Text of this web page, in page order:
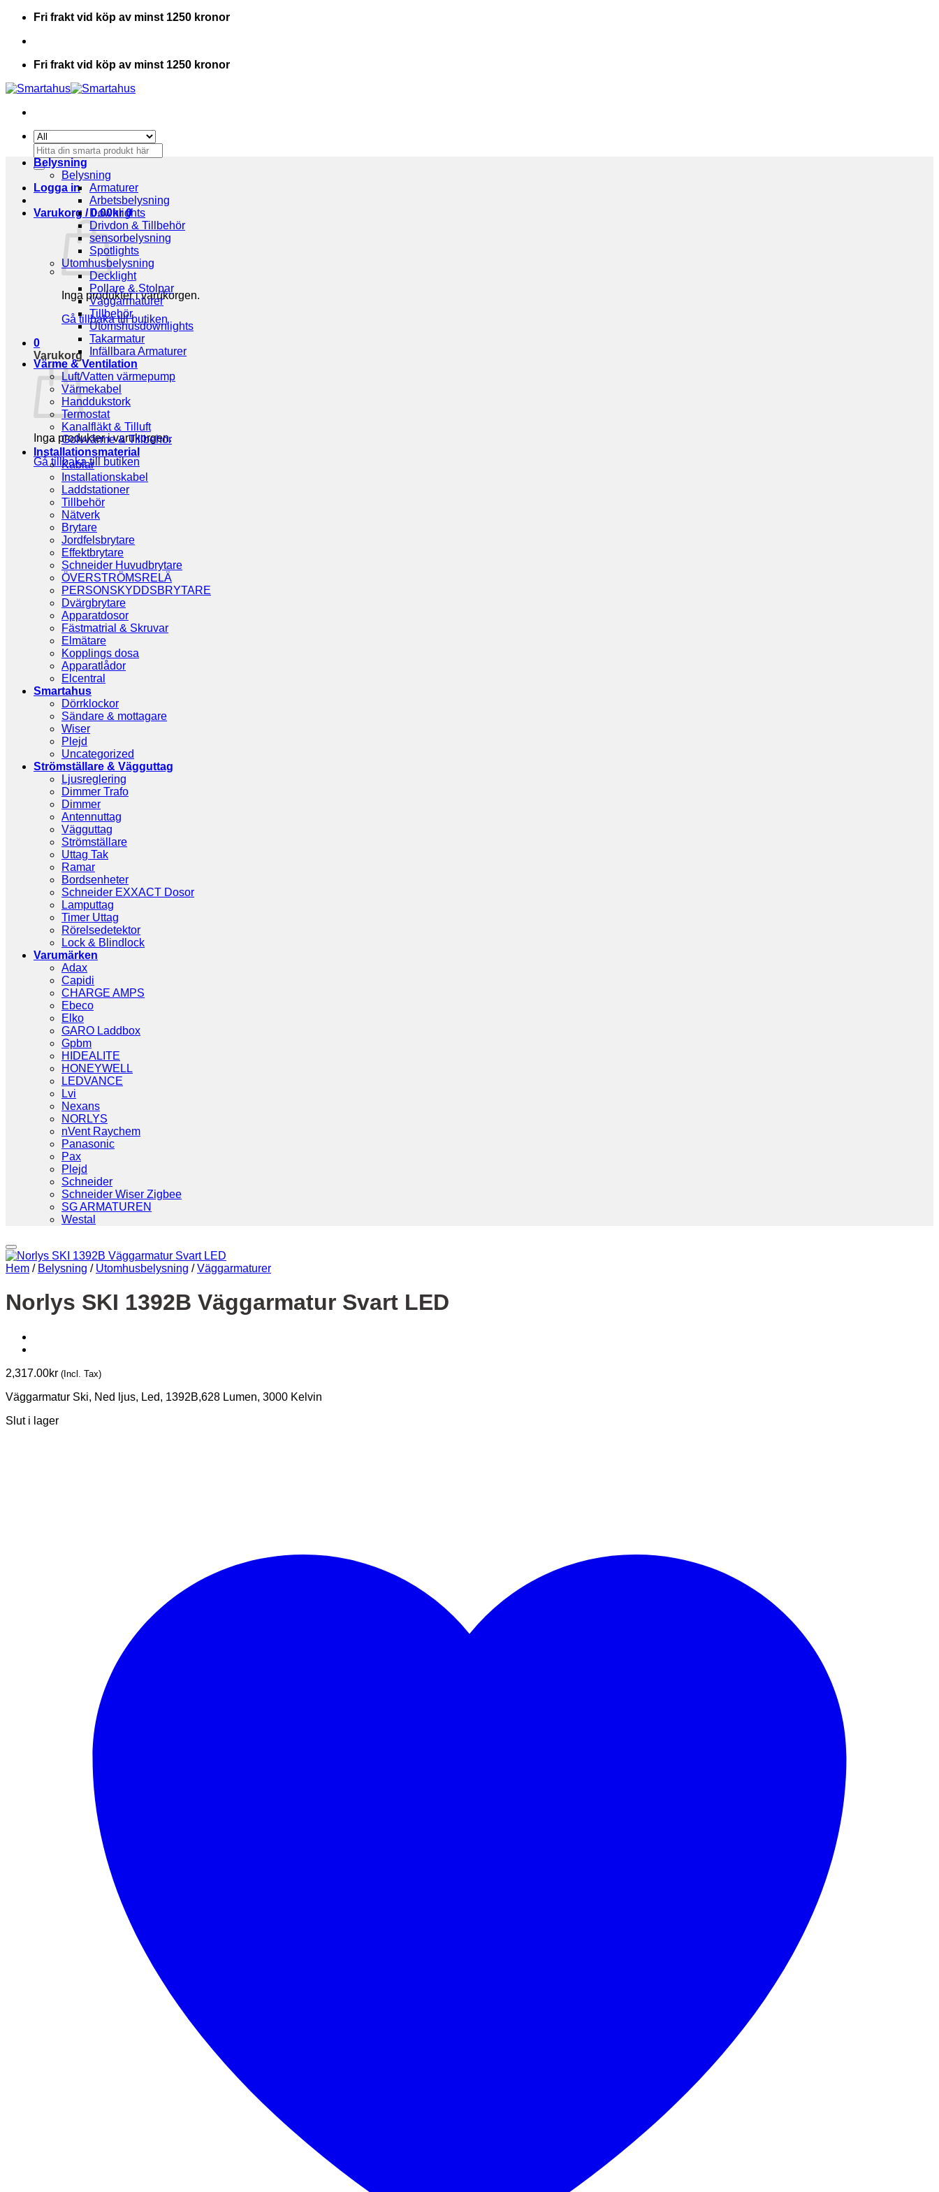
Skip
content
Fri frakt vid köp av minst 1250 kronor
Fri frakt vid köp av minst 1250 kronor
Sök
efter:
Logga in
Varukorg /0.00kr 0
Inga produkter i varukorgen.
Gå tillbaka till butiken
0
Varukorg
Inga produkter i varukorgen.
Gå tillbaka till butiken
Belysning
Belysning
Armaturer
Arbetsbelysning
Downlights
Drivdon & Tillbehör
sensorbelysning
Spotlights
Utomhusbelysning
Decklight
Pollare & Stolpar
Väggarmaturer
Tillbehör
Utomshusdownlights
Takarmatur
Infällbara Armaturer
Värme & Ventilation
Luft/Vatten värmepump
Värmekabel
Handdukstork
Termostat
Kanalfläkt & Tilluft
Golvvärme & Tillbehör
Installationsmaterial
Kablar
Installationskabel
Laddstationer
Tillbehör
Nätverk
Brytare
Jordfelsbrytare
Effektbrytare
Schneider Huvudbrytare
ÖVERSTRÖMSRELÄ
PERSONSKYDDSBRYTARE
Dvärgbrytare
Apparatdosor
Fästmatrial & Skruvar
Elmätare
Kopplings dosa
Apparatlådor
Elcentral
Smartahus
Dörrklockor
Sändare & mottagare
Wiser
Plejd
Uncategorized
Strömställare & Vägguttag
Ljusreglering
Dimmer Trafo
Dimmer
Antennuttag
Vägguttag
Strömställare
Uttag Tak
Ramar
Bordsenheter
Schneider EXXACT Dosor
Lamputtag
Timer Uttag
Rörelsedetektor
Lock & Blindlock
Varumärken
Adax
Capidi
CHARGE AMPS
Ebeco
Elko
GARO Laddbox
Gpbm
HIDEALITE
HONEYWELL
LEDVANCE
Lvi
Nexans
NORLYS
nVent Raychem
Panasonic
Pax
Plejd
Schneider
Schneider Wiser Zigbee
SG ARMATUREN
Westal
Hem / Belysning / Utomhusbelysning / Väggarmaturer
Norlys SKI 1392B Väggarmatur Svart LED
2,317.00kr (Incl. Tax)
Väggarmatur Ski, Ned ljus, Led, 1392B,628 Lumen, 3000 Kelvin
Slut i lager